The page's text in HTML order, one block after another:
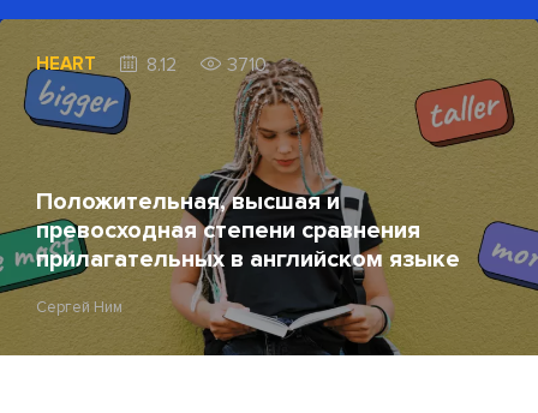
HEART 8.12 3710
Положительная, высшая и
превосходная степени сравнения
прилагательных в английском языке
Сергей Ним